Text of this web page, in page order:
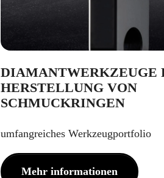
DIAMANTWERKZEUGE
HERSTELLUNG VON
SCHMUCKRINGEN
umfangreiches Werkzeugportfolio
Mehr informationen